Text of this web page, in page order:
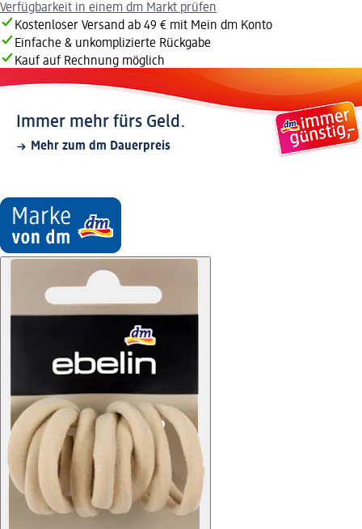
Verfügbarkeit in einem dm Markt prüfen
Kostenloser Versand ab 49 € mit Mein dm Konto
Einfache & unkomplizierte Rückgabe
Kauf auf Rechnung möglich
Immer mehr fürs Geld.
Mehr zum dm Dauerpreis